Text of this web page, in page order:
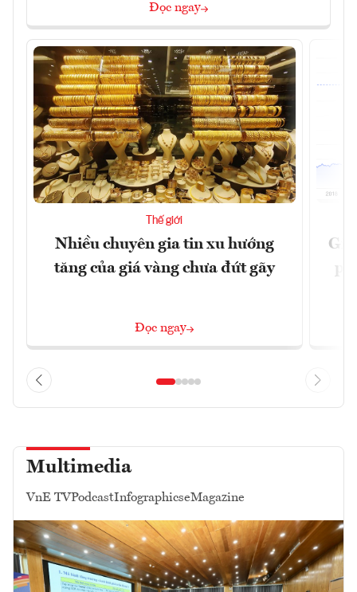
Đọc ngay
Thế giới
Nhiều chuyên gia tin xu hướng
tăng của giá vàng chưa đứt gãy
Đọc ngay
Multimedia
VnE TVPodcastInfographicseMagazine